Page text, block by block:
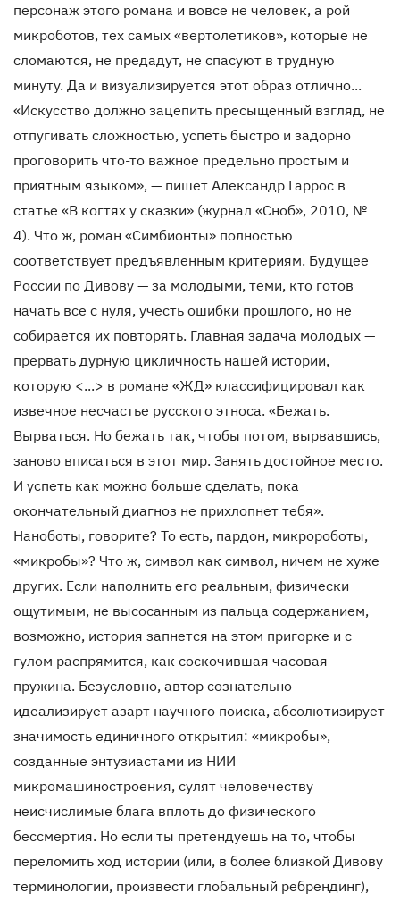
персонаж этого романа и вовсе не человек, а рой
микроботов, тех самых «вертолетиков», которые не
сломаются, не предадут, не спасуют в трудную
минуту. Да и визуализируется этот образ отлично...
«Искусство должно зацепить пресыщенный взгляд, не
отпугивать сложностью, успеть быстро и задорно
проговорить что-то важное предельно простым и
приятным языком», — пишет Александр Гаррос в
статье «В когтях у сказки» (журнал «Сноб», 2010, №
4). Что ж, роман «Симбионты» полностью
соответствует предъявленным критериям. Будущее
России по Дивову — за молодыми, теми, кто готов
начать все с нуля, учесть ошибки прошлого, но не
собирается их повторять. Главная задача молодых —
прервать дурную цикличность нашей истории,
которую <...> в романе «ЖД» классифицировал как
извечное несчастье русского этноса. «Бежать.
Вырваться. Но бежать так, чтобы потом, вырвавшись,
заново вписаться в этот мир. Занять достойное место.
И успеть как можно больше сделать, пока
окончательный диагноз не прихлопнет тебя».
Наноботы, говорите? То есть, пардон, микророботы,
«микробы»? Что ж, символ как символ, ничем не хуже
других. Если наполнить его реальным, физически
ощутимым, не высосанным из пальца содержанием,
возможно, история запнется на этом пригорке и с
гулом распрямится, как соскочившая часовая
пружина. Безусловно, автор сознательно
идеализирует азарт научного поиска, абсолютизирует
значимость единичного открытия: «микробы»,
созданные энтузиастами из НИИ
микромашиностроения, сулят человечеству
неисчислимые блага вплоть до физического
бессмертия. Но если ты претендуешь на то, чтобы
переломить ход истории (или, в более близкой Дивову
терминологии, произвести глобальный ребрендинг),